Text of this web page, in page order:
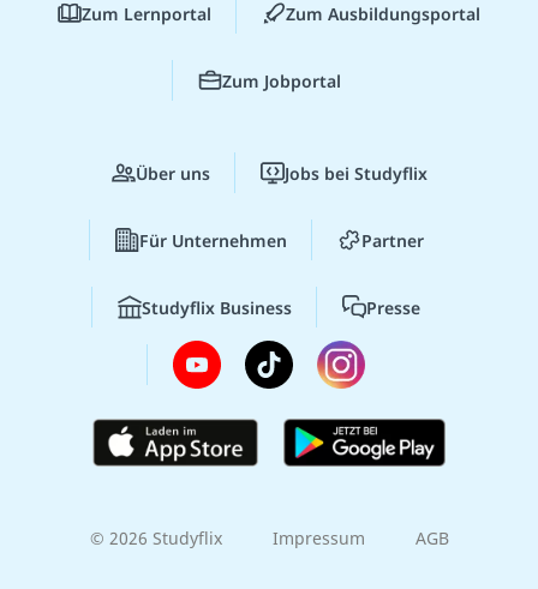
Zum Lernportal Zum Ausbildungsportal
Zum Jobportal
Über uns Jobs bei Studyflix
Für Unternehmen Partner
Studyflix Business Presse
© 2026 Studyflix Impressum AGB